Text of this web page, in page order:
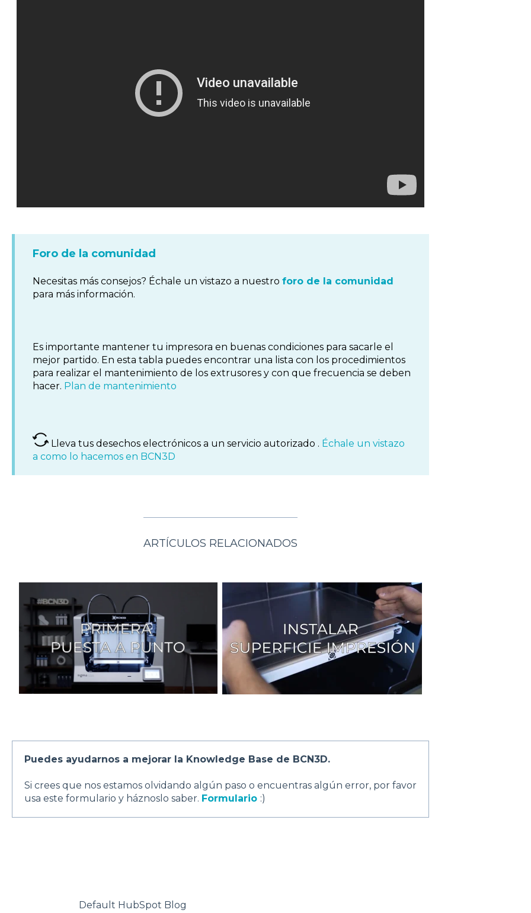
Foro de la comunidad
Necesitas más consejos? Échale un vistazo a nuestro foro de la comunidad
para más información.
Es importante mantener tu impresora en buenas condiciones para sacarle el
mejor partido. En esta tabla puedes encontrar una lista con los procedimientos
para realizar el mantenimiento de los extrusores y con que frecuencia se deben
hacer. Plan de mantenimiento
Lleva tus desechos electrónicos a un servicio autorizado . Échale un vistazo
a como lo hacemos en BCN3D
ARTÍCULOS RELACIONADOS
Puedes ayudarnos a mejorar la Knowledge Base de BCN3D.
Si crees que nos estamos olvidando algún paso o encuentras algún error, por favor
usa este formulario y háznoslo saber. Formulario :)
Default HubSpot Blog